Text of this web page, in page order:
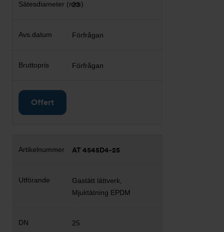
23
Förfrågan
Förfrågan
Offert
AT 4545D4-25
Gastätt lättverk,
Mjuktätning EPDM
25